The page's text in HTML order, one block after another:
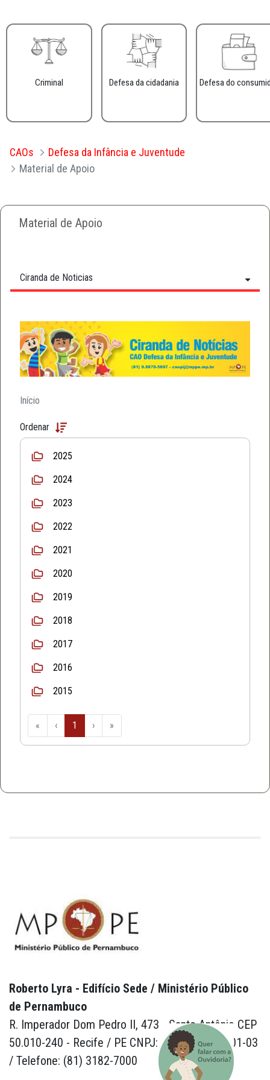
Criminal Defesa da cidadania Defesa do
CAOs
Defesa da Infância e Juventude
Material de Apoio
Material de Apoio
Ciranda de Noticias
Início
Ordenar
2025
2024
2023
2022
2021
2020
2019
2018
2017
2016
2015
« ‹ 1 › »
Roberto Lyra - Edifício Sede / Ministério Público
de Pernambuco
R. Imperador Dom Pedro II, 473 - Santo Antônio CEP
50.010-240 - Recife / PE CNPJ: 24.417.065/0001-03
/ Telefone: (81) 3182-7000